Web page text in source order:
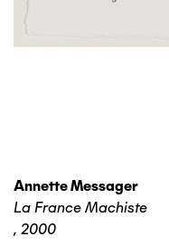
Annette Messager
La France Machiste
, 2000